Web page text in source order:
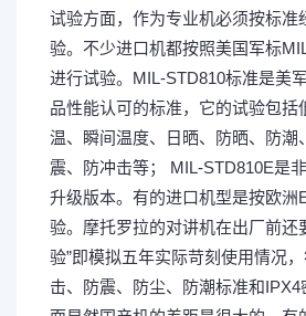
试验方面，作为专业机必须按标准
验。不少进口机都按照美国军标
进行试验。MIL-STD810标准是美
品性能认可的标准，它的试验包括
温、瞬间温度、日晒、防晒、防潮
震、防冲击等； MIL-STD810E是
升级版本。有的进口机型是按欧洲
验。摩托罗拉的对讲机在出厂前还
验”即模拟五年实际苛刻使用情况
击、防震、防尘、防潮标准和